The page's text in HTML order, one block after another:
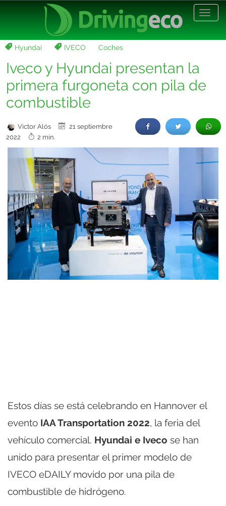
Hyundai IVECO Coches
Iveco y Hyundai presentan la
primera furgoneta con pila de
combustible
Victor Alós
21 septiembre
2022
2 min.
Estos días se está celebrando en Hannover el
evento IAA Transportation 2022, la feria del
vehículo comercial. Hyundai e Iveco se han
unido para presentar el primer modelo de
IVECO eDAILY movido por una pila de
combustible de hidrógeno.